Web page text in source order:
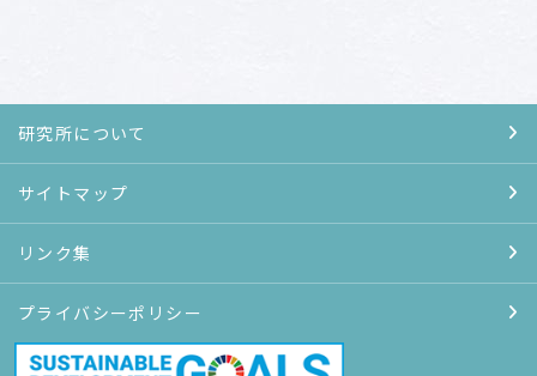
研究所について
サイトマップ
リンク集
プライバシーポリシー